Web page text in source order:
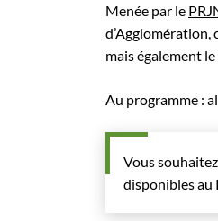
Menée par le
d’Agglomération
mais également le
Au programme :
Vous
disponibles au